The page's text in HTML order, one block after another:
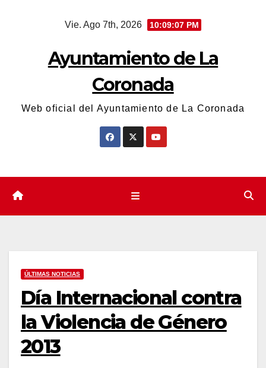
Vie. Ago 7th, 2026 10:09:07 PM
Ayuntamiento de La
Coronada
Web oficial del Ayuntamiento de La Coronada
ÚLTIMAS NOTICIAS
Día Internacional contra
la Violencia de Género
2013